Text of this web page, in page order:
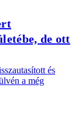
de ott
és
a még